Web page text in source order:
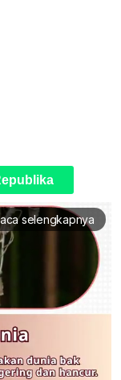
selengkapnya